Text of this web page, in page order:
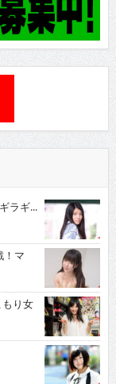
ラギ...
！マ
り女